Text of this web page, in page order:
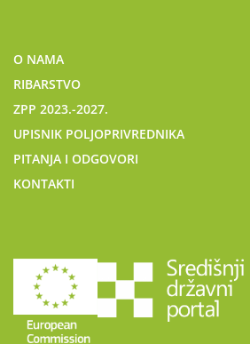
O NAMA
RIBARSTVO
ZPP 2023.-2027.
UPISNIK POLJOPRIVREDNIKA
PITANJA I ODGOVORI
KONTAKTI